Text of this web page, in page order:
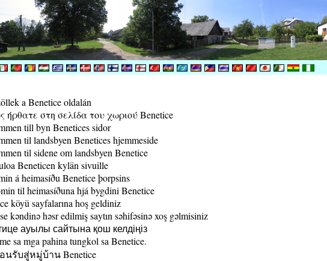
a Benetice oldalán
ήρθατε στη σελίδα του χωριού Benetice
till byn Benetices sidor
til landsbyen Benetices hjemmeside
til sidene om landsbyen Benetice
Beneticen kylän sivuille
á heimasíðu Benetice þorpsins
til heimasíðuna hjá bygdini Benetice
köyü sayfalarına hoş geldiniz
kəndinə həsr edilmiş saytın səhifəsinə xoş gəlmisiniz
ауылы сайтына қош келдіңіз
sa mga pahina tungkol sa Benetice.
นรับสู่หมู่บ้าน Benetice